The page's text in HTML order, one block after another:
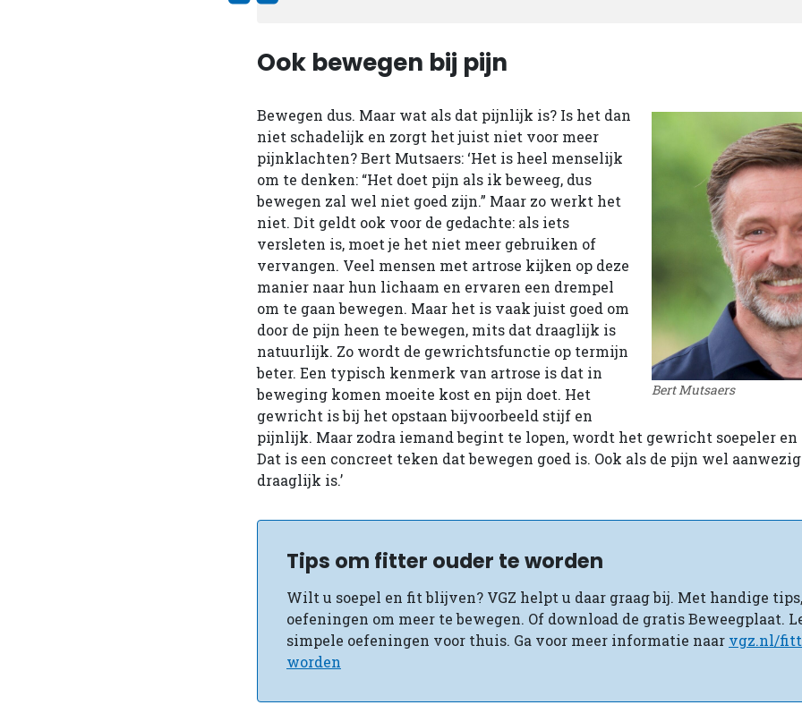
Ook bewegen bij pijn
Bert Mutsaers
Bewegen dus. Maar wat als dat pijnlijk is? Is het dan
niet schadelijk en zorgt het juist niet voor meer
pijnklachten? Bert Mutsaers: ‘Het is heel menselijk
om te denken: “Het doet pijn als ik beweeg, dus
bewegen zal wel niet goed zijn.” Maar zo werkt het
niet. Dit geldt ook voor de gedachte: als iets
versleten is, moet je het niet meer gebruiken of
vervangen. Veel mensen met artrose kijken op deze
manier naar hun lichaam en ervaren een drempel
om te gaan bewegen. Maar het is vaak juist goed om
door de pijn heen te bewegen, mits dat draaglijk is
natuurlijk. Zo wordt de gewrichtsfunctie op termijn
beter. Een typisch kenmerk van artrose is dat in
beweging komen moeite kost en pijn doet. Het
gewricht is bij het opstaan bijvoorbeeld stijf en
pijnlijk. Maar zodra iemand begint te lopen, wordt het gewricht soepeler
Dat is een concreet teken dat bewegen goed is. Ook als de pijn wel
draaglijk is.’
Tips om fitter ouder te worden
Wilt u soepel en fit blijven? VGZ helpt u daar graag bij. Met handige
oefeningen om meer te bewegen. Of download de gratis Beweegplaat.
simpele oefeningen voor thuis. Ga voor meer informatie naar vgz.nl/
worden